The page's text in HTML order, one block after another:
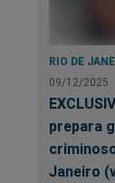
RIO DE
09/12/2025
prepara
Janeiro